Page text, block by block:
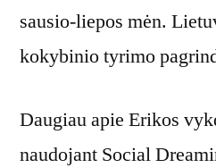
sausio-liepos mėn.
kokybinio tyrimo
Daugiau apie Erikos
naudojant Social